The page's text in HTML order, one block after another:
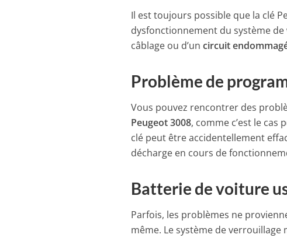
Il est toujours possible que la clé
dysfonctionnement du système
câblage ou d’uncircuit
Problème de
Vous pouvez rencontrer des
Peugeot 3008, comme c’est le
clé peut être accidentellement
décharge en cours de
Batterie de voiture
Parfois, les problèmes ne
même. Le système de